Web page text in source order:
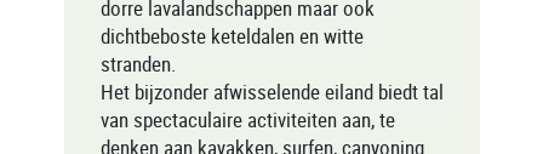
dorre lavalandschappen maar ook
dichtbeboste keteldalen en witte
stranden.
Het bijzonder afwisselende eiland biedt tal
van spectaculaire activiteiten aan, te
denken aan kayakken, surfen, canyoning